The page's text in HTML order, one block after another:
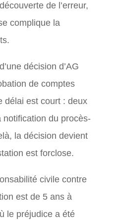
de l’erreur,
complique la
décision d’AG
de comptes
délai est court : deux
notification du procès-
la décision devient
est forclose.
civile contre
est de 5 ans à
le préjudice a été